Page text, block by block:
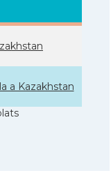
a Kazakhstan